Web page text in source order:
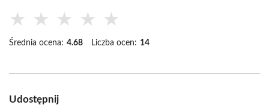
★ ★ ★ ★ ★
Średnia ocena: 4.68 Liczba ocen: 14
Udostępnij